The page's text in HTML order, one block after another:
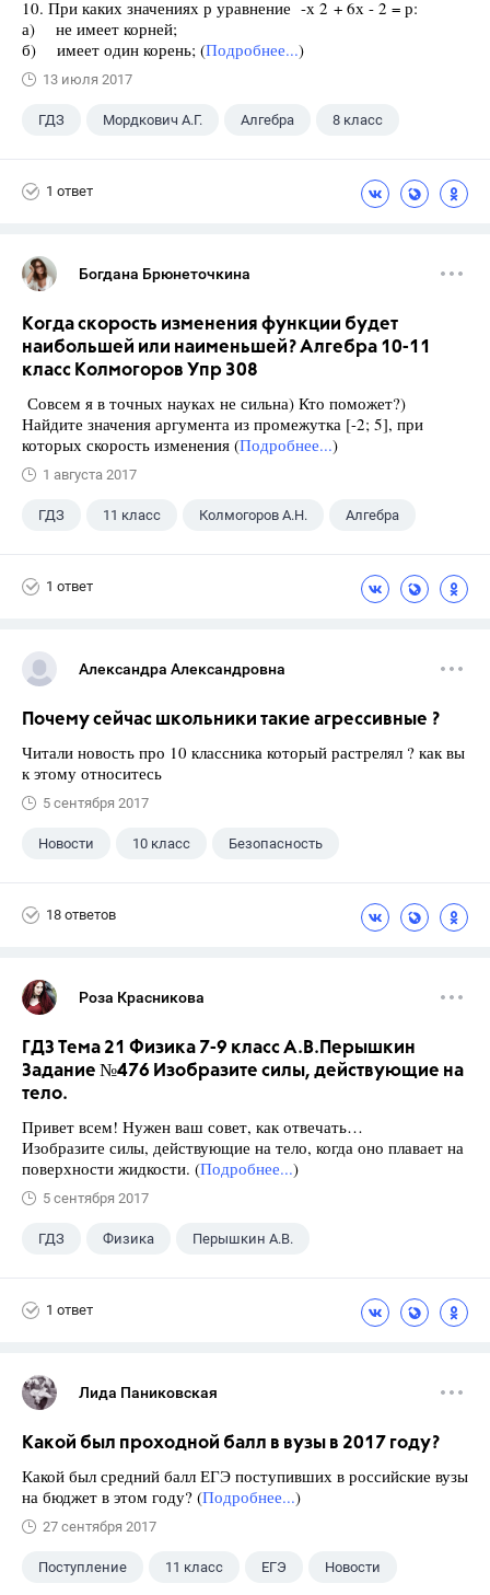
10. При каких значениях р уравнение -х 2 + 6х - 2 = р:
а) не имеет корней;
б) имеет один корень; (Подробнее...)
13 июля 2017
ГДЗ Мордкович А.Г. Алгебра 8 класс
1 ответ
Богдана Брюнеточкина
Когда скорость изменения функции будет
наибольшей или наименьшей? Алгебра 10-11
класс Колмогоров Упр 308
Совсем я в точных науках не сильна) Кто поможет?)
Найдите значения аргумента из промежутка [-2; 5], при
которых скорость изменения (Подробнее...)
1 августа 2017
ГДЗ 11 класс Колмогоров А.Н. Алгебра
1 ответ
Александра Александровна
Почему сейчас школьники такие агрессивные ?
Читали новость про 10 классника который растрелял ? как вы
к этому относитесь
5 сентября 2017
Новости 10 класс Безопасность
18 ответов
Роза Красникова
ГДЗ Тема 21 Физика 7-9 класс А.В.Перышкин
Задание №476 Изобразите силы, действующие на
тело.
Привет всем! Нужен ваш совет, как отвечать…
Изобразите силы, действующие на тело, когда оно плавает на
поверхности жидкости. (Подробнее...)
5 сентября 2017
ГДЗ Физика Перышкин А.В.
1 ответ
Лида Паниковская
Какой был проходной балл в вузы в 2017 году?
Какой был средний балл ЕГЭ поступивших в российские вузы
на бюджет в этом году? (Подробнее...)
27 сентября 2017
Поступление 11 класс ЕГЭ Новости